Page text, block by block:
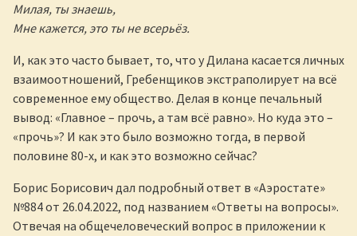
Милая, ты знаешь,
Мне кажется, это ты не всерьёз.
И, как это часто бывает, то, что у Дилана касается личных
взаимоотношений, Гребенщиков экстраполирует на всё
современное ему общество. Делая в конце печальный
вывод: «Главное – прочь, а там всё равно». Но куда это –
«прочь»? И как это было возможно тогда, в первой
половине 80-х, и как это возможно сейчас?
Борис Борисович дал подробный ответ в «Аэростате»
№884 от 26.04.2022, под названием «Ответы на вопросы».
Отвечая на общечеловеческий вопрос в приложении к